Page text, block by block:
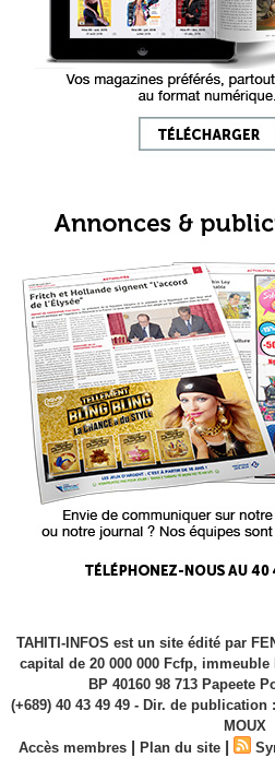
TAHITI-INFOS est un site édité par
capital de 20 000 000 Fcfp, immeuble
BP 40160 98 713 Papeete
(+689) 40 43 49 49 - Dir. de
MOUX
Accès membres | Plan du site |